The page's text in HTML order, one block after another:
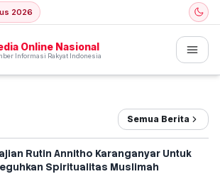
2026
Online Nasional
Informasi Rakyat Indonesia
Semua Berita
Rutin Annitho Karanganyar Untuk
Spiritualitas Muslimah